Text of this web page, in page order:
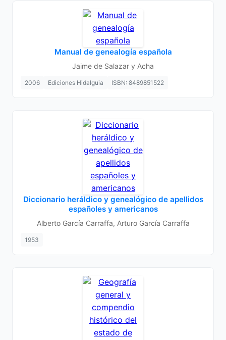
Manual de genealogía española
Jaime de Salazar y Acha
2006 Ediciones Hidalguia ISBN: 8489851522
Diccionario heráldico y genealógico de apellidos
españoles y americanos
Alberto García Carraffa, Arturo García Carraffa
1953